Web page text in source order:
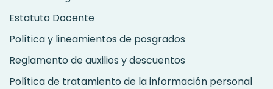
Estatuto Docente
Política y lineamientos de posgrados
Reglamento de auxilios y descuentos
Política de tratamiento de la información personal